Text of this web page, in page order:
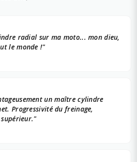
radial sur ma moto... mon dieu,
le monde !"
un maître cylindre
Progressivité du freinage,